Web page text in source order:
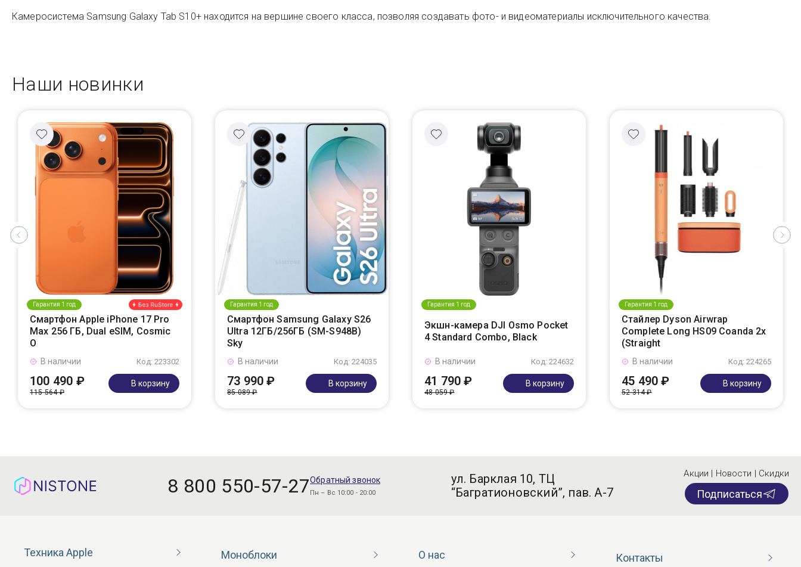
Камеросистема Samsung Galaxy Tab S10+ находится на вершине своего класса, позволяя создавать фото- и видеоматериалы исключительного качества.
Наши новинки
Гарантия 1 год
Смартфон Apple iPhone 17 Pro
Max 256 ГБ, Dual eSIM, Cosmic
O
Код: 223302
В наличии
100 490 ₽
115 564 ₽
В корзину
Гарантия 1 год
Смартфон Samsung Galaxy S26
Ultra 12ГБ/256ГБ (SM-S948B)
Sky
Код: 224035
В наличии
73 990 ₽
85 089 ₽
В корзину
Гарантия 1 год
Экшн-камера DJI Osmo Pocket
4 Standard Combo, Black
Код: 224632
В наличии
41 790 ₽
48 059 ₽
В корзину
Гарантия 1 год
Стайлер Dyson Airwrap
Complete Long HS09 Coanda 2x
(Straight
Код: 224265
В наличии
45 490 ₽
52 314 ₽
В корзину
8 800 550-57-27Обратный звонок
Пн – Вс 10:00 - 20:00
ул. Барклая 10, ТЦ
“Багратионовский”, пав. А-7
Акции | Новости | Скидки
Подписаться
Техника Apple Моноблоки О нас Контакты